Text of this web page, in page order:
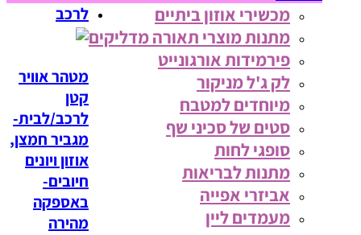
מכשירי אוזון ביתיים
מתנות מוצרי תאורה מדליקים
פירמידות אורגונייט
לק ג'ל מניקור
מיוחדים למטבח
סטים של סכיני שף
סופגי לחות
מתנות לבריאות
אביזרי אפייה
מעמדים ליין
לרכב
מטהר אוויר
קטן
לרכב/לבית-
מגביר חמצן,
אוזון ויונים
חיובים-
באספקה
מהירה